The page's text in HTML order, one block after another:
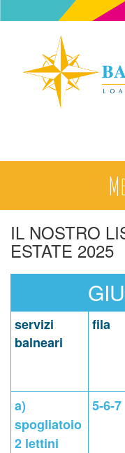
IL NOSTRO
ESTATE 2025
servizi
balneari
fila
a)
spogliatoio
2 lettini
5-6-7